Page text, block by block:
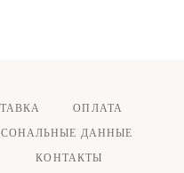
ОПЛАТА
ДАННЫЕ
КОНТАКТЫ